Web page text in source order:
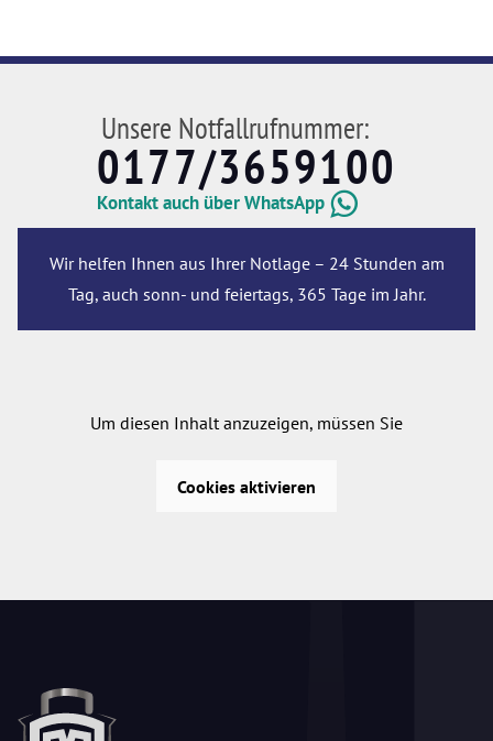
Unsere Notfallrufnummer:
0177/3659100
Kontakt auch über WhatsApp
Wir helfen Ihnen aus Ihrer Notlage – 24 Stunden am
Tag, auch sonn- und feiertags, 365 Tage im Jahr.
Um diesen Inhalt anzuzeigen, müssen Sie
Cookies aktivieren